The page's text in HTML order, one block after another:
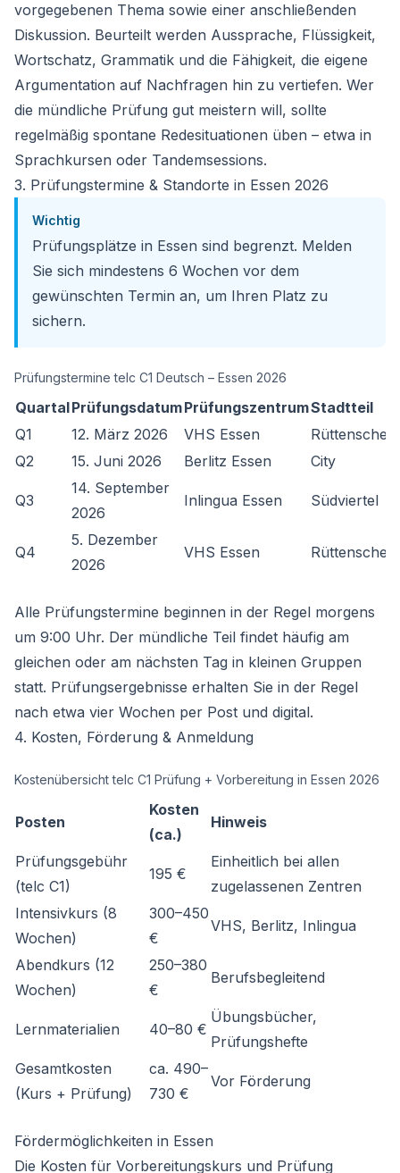
vorgegebenen Thema sowie einer anschließenden
Diskussion. Beurteilt werden Aussprache, Flüssigkeit,
Wortschatz, Grammatik und die Fähigkeit, die eigene
Argumentation auf Nachfragen hin zu vertiefen. Wer
die mündliche Prüfung gut meistern will, sollte
regelmäßig spontane Redesituationen üben – etwa in
Sprachkursen oder Tandemsessions.
3. Prüfungstermine & Standorte in Essen 2026
Wichtig
Prüfungsplätze in Essen sind begrenzt. Melden
Sie sich mindestens 6 Wochen vor dem
gewünschten Termin an, um Ihren Platz zu
sichern.
Prüfungstermine telc C1 Deutsch – Essen 2026
QuartalPrüfungsdatumPrüfungszentrumStadtteil
Q1
12. März 2026 VHS Essen
Rüttenscheid
Q2
15. Juni 2026 Berlitz Essen City
Q3
14. September
2026
Inlingua Essen Südviertel
Q4
5. Dezember
2026
VHS Essen Rüttenscheid
Alle Prüfungstermine beginnen in der Regel morgens
um 9:00 Uhr. Der mündliche Teil findet häufig am
gleichen oder am nächsten Tag in kleinen Gruppen
statt. Prüfungsergebnisse erhalten Sie in der Regel
nach etwa vier Wochen per Post und digital.
4. Kosten, Förderung & Anmeldung
Kostenübersicht telc C1 Prüfung + Vorbereitung in Essen 2026
Posten
Kosten
(ca.)
Hinweis
Prüfungsgebühr
(telc C1)
195 €
Einheitlich bei allen
zugelassenen Zentren
Intensivkurs (8
Wochen)
300–450
€
VHS, Berlitz, Inlingua
Abendkurs (12
Wochen)
250–380
€
Berufsbegleitend
Lernmaterialien 40–80 €
Übungsbücher,
Prüfungshefte
Gesamtkosten
(Kurs + Prüfung)
ca. 490–
730 €
Vor Förderung
Fördermöglichkeiten in Essen
Die Kosten für Vorbereitungskurs und Prüfung